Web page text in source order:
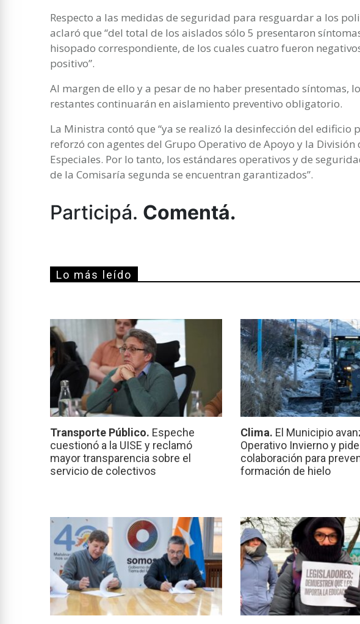
Respecto a las medidas de seguridad para resguardar a los
aclaró que “del total de los aislados sólo 5 presentaron
hisopado correspondiente, de los cuales cuatro fueron
positivo”.
Al margen de ello y a pesar de no haber presentado síntomas,
restantes continuarán en aislamiento preventivo obligatorio.
La Ministra contó que “ya se realizó la desinfección del edificio
reforzó con agentes del Grupo Operativo de Apoyo y la División
Especiales. Por lo tanto, los estándares operativos y de
de la Comisaría segunda se encuentran garantizados”.
Participá. Comentá.
Lo más leído
Transporte Público. Espeche
cuestionó a la UISE y reclamó
mayor transparencia sobre el
servicio de colectivos
Clima. El Municipio
Operativo Invierno y pide
colaboración para
formación de hielo